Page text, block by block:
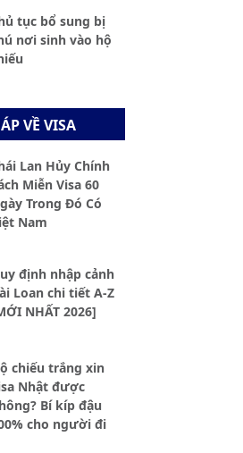
tục bổ sung bị
nơi sinh vào hộ
VỀ VISA
Lan Hủy Chính
Miễn Visa 60
Trong Đó Có
Nam
định nhập cảnh
Loan chi tiết A-Z
NHẤT 2026]
chiếu trắng xin
Nhật được
Bí kíp đậu
cho người đi